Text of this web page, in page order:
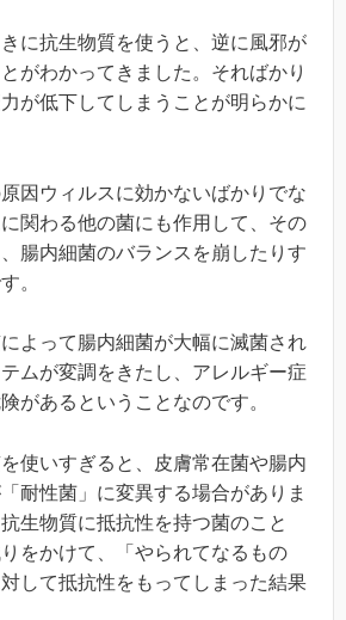
に抗生物質を使うと、逆に風邪が
がわかってきました。そればかり
が低下してしまうことが明らかに
因ウィルスに効かないばかりでな
関わる他の菌にも作用して、その
腸内細菌のバランスを崩したりす
。
よって腸内細菌が大幅に滅菌され
ムが変調をきたし、アレルギー症
があるということなのです。
使いすぎると、皮膚常在菌や腸内
耐性菌」に変異する場合がありま
生物質に抵抗性を持つ菌のこと
をかけて、「やられてなるもの
して抵抗性をもってしまった結果